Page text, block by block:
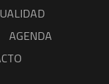
AGENDA